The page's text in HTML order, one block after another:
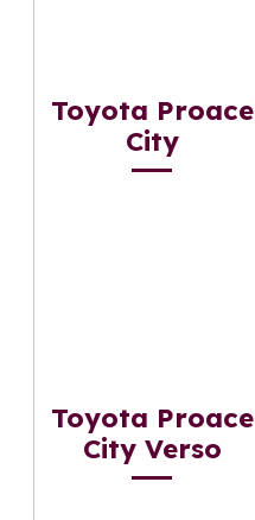
Toyota Proace
City
Toyota Proace
City Verso